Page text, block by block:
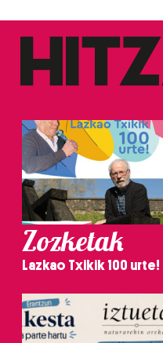
Zozketak
Lazkao Txikik 100 urte!